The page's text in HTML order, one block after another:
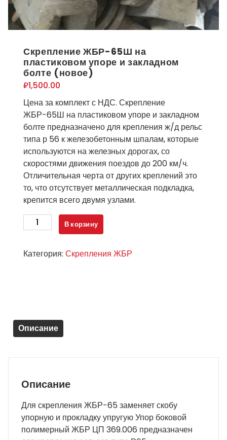
Скрепление ЖБР-65Ш на
пластиковом упоре и закладном
болте (новое)
₽1,500.00
Цена за комплект с НДС. Скрепление
ЖБР-65Ш на пластиковом упоре и закладном
болте предназначено для крепления ж/д рельс
типа р 56 к железобетонным шпалам, которые
используются на железных дорогах, со
скоростями движения поездов до 200 км/ч.
Отличительная черта от других креплений это
то, что отсутствует металлическая подкладка,
крепится всего двумя узлами.
Количество
товара
ЖБР-65Ш
закладном
болте
В корзину
Категория: Скрепления ЖБР
Описание
Описание
Для скрепления ЖБР-65 заменяет скобу
упорную и прокладку упругую Упор боковой
полимерный ЖБР ЦП 369.006 предназначен